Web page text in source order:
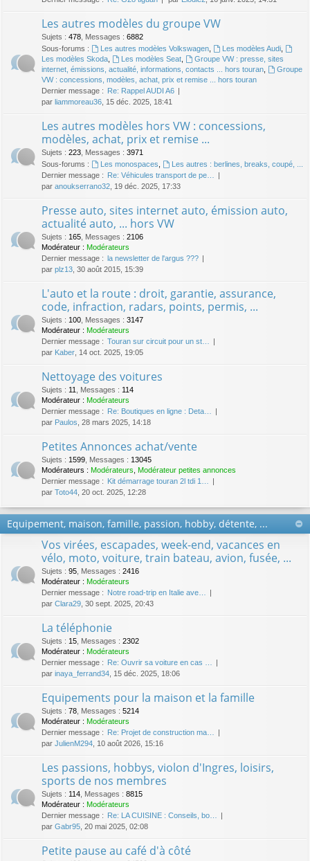
Les autres modèles du groupe VW
Sujets : 478 Messages : 6882
Sous-forums :
Les autres modèles Volkswagen, Les modèles Audi,
Les modèles Skoda
Les modèles Seat,
Groupe VW : presse, sites
internet, émissions, actualité, informations, contacts ... hors touran
Groupe
VW : concessions, modèles, achat, prix et remise ... hors touran
Dernier message :
Re: Rappel AUDI A6
par liammoreau36 , 15 déc. 2025, 18:41
Les autres modèles hors VW : concessions,
modèles, achat, prix et remise ...
Sujets : 223 Messages : 3971
Sous-forums :
Les monospaces
Les autres : berlines, breaks, coupé, ...
Dernier message :
Re: Véhicules transport de pe…
par anoukserrano32 , 19 déc. 2025, 17:33
Presse auto, sites internet auto, émission auto,
actualité auto, ... hors VW
Sujets : 165 Messages : 2106
Modérateur : Modérateurs
Dernier message :
la newsletter de l'argus ???
par plz13 , 30 août 2015, 15:39
L'auto et la route : droit, garantie, assurance,
code, infraction, radars, points, permis, ...
Sujets : 100 Messages : 3147
Modérateur : Modérateurs
Dernier message : Touran sur circuit pour un st…
par Kaber , 14 oct. 2025, 19:05
Nettoyage des voitures
Sujets : 11 Messages : 114
Modérateur : Modérateurs
Dernier message :
Re: Boutiques en ligne : Deta…
par Paulos , 28 mars 2025, 14:18
Petites Annonces achat/vente
Sujets : 1599 Messages : 13045
Modérateurs : Modérateurs
Modérateur petites annonces
Dernier message :
Kit démarrage touran 2l tdi 1…
par Toto44 , 20 oct. 2025, 12:28
Equipement, maison, famille, passion, hobby, détente, ...
Vos virées, escapades, week-end, vacances en
vélo, moto, voiture, train bateau, avion, fusée, ...
Sujets : 95 Messages : 2416
Modérateur : Modérateurs
Dernier message : Notre road-trip en Italie ave…
par Clara29 , 30 sept. 2025, 20:43
La téléphonie
Sujets : 15 Messages : 2302
Modérateur : Modérateurs
Dernier message :
Re: Ouvrir sa voiture en cas …
par inaya_ferrand34 , 15 déc. 2025, 18:06
Equipements pour la maison et la famille
Sujets : 78 Messages : 5214
Modérateur : Modérateurs
Dernier message :
Re: Projet de construction ma…
par JulienM294 , 10 août 2026, 15:16
Les passions, hobbys, violon d'Ingres, loisirs,
sports de nos membres
Sujets : 114 Messages : 8815
Modérateur : Modérateurs
Dernier message :
Re: LA CUISINE : Conseils, bo…
par Gabr95 , 20 mai 2025, 02:08
Petite pause au café d'à côté